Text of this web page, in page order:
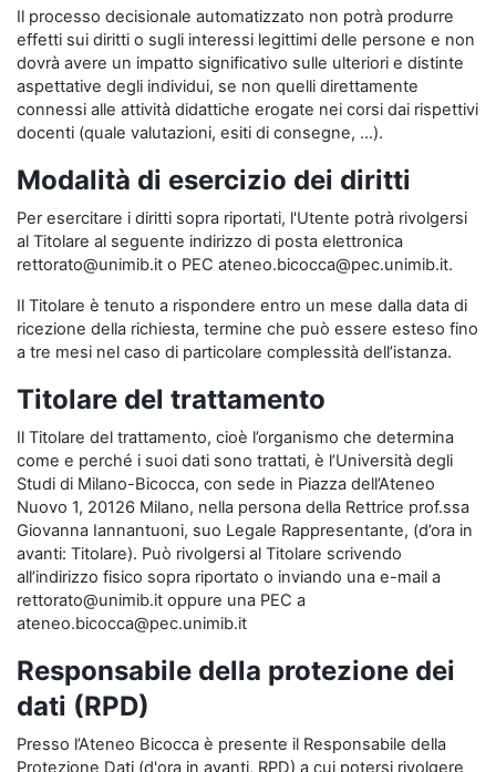
Il processo decisionale automatizzato non potrà produrre
effetti sui diritti o sugli interessi legittimi delle persone e non
dovrà avere un impatto significativo sulle ulteriori e distinte
aspettative degli individui, se non quelli direttamente
connessi alle attività didattiche erogate nei corsi dai rispettivi
docenti (quale valutazioni, esiti di consegne, …).
Modalità di esercizio dei diritti
Per esercitare i diritti sopra riportati, l'Utente potrà rivolgersi
al Titolare al seguente indirizzo di posta elettronica
rettorato@unimib.it o PEC ateneo.bicocca@pec.unimib.it.
Il Titolare è tenuto a rispondere entro un mese dalla data di
ricezione della richiesta, termine che può essere esteso fino
a tre mesi nel caso di particolare complessità dell’istanza.
Titolare del trattamento
Il Titolare del trattamento, cioè l’organismo che determina
come e perché i suoi dati sono trattati, è l’Università degli
Studi di Milano-Bicocca, con sede in Piazza dell’Ateneo
Nuovo 1, 20126 Milano, nella persona della Rettrice prof.ssa
Giovanna Iannantuoni, suo Legale Rappresentante, (d’ora in
avanti: Titolare). Può rivolgersi al Titolare scrivendo
all’indirizzo fisico sopra riportato o inviando una e-mail a
rettorato@unimib.it oppure una PEC a
ateneo.bicocca@pec.unimib.it
Responsabile della protezione dei
dati (RPD)
Presso l’Ateneo Bicocca è presente il Responsabile della
Protezione Dati (d'ora in avanti, RPD) a cui potersi rivolgere